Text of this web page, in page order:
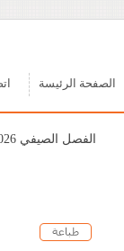
اتصل بنا